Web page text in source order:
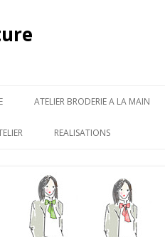
ATELIER BRODERIE A LA MAIN
REALISATIONS